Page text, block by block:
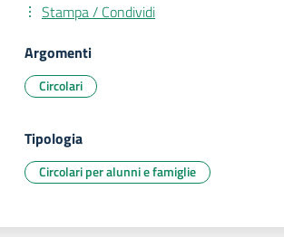
Stampa / Condividi
Argomenti
Circolari
Tipologia
Circolari per alunni e famiglie